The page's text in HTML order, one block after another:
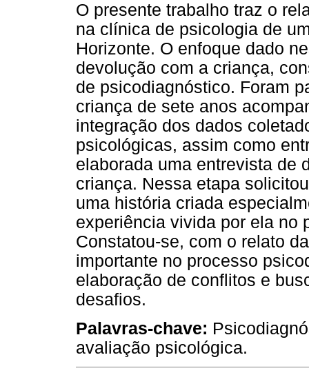
O presente trabalho traz o
na clínica de psicologia de
Horizonte. O enfoque dado
devolução com a criança,
de psicodiagnóstico. Foram
criança de sete anos
integração dos dados
psicológicas, assim como
elaborada uma entrevista de
criança. Nessa etapa
uma história criada
experiência vivida por ela no
Constatou-se, com o relato
importante no processo
elaboração de conflitos e
desafios.
Palavras-chave:
avaliação psicológica.